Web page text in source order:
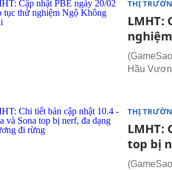
THỊ
LMHT:
Hầu
THỊ
LMHT:
top bị